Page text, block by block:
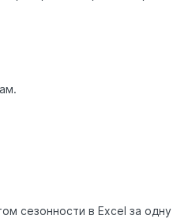
сезонности в Excel за одну